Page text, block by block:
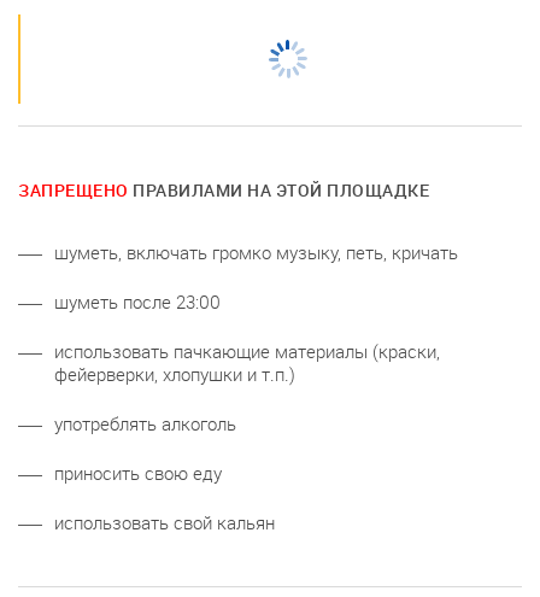
ЗАПРЕЩЕНО ПРАВИЛАМИ НА ЭТОЙ ПЛОЩАДКЕ
шуметь, включать громко музыку, петь, кричать
шуметь после 23:00
использовать пачкающие материалы (краски,
фейерверки, хлопушки и т.п.)
употреблять алкоголь
приносить свою еду
использовать свой кальян